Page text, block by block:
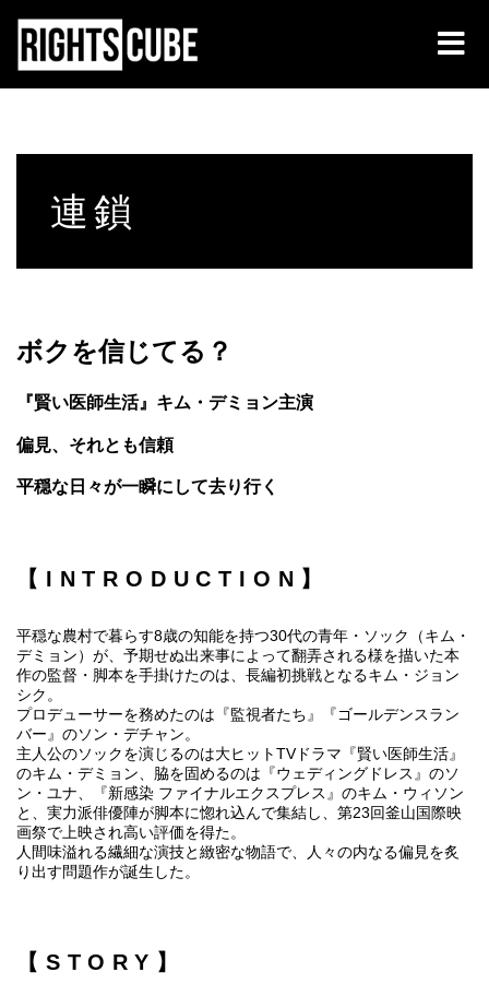
連鎖
ボクを信じてる？
『賢い医師生活』キム・デミョン主演
偏見、それとも信頼
平穏な日々が一瞬にして去り行く
【INTRODUCTION】
平穏な農村で暮らす8歳の知能を持つ30代の青年・ソック（キム・
デミョン）が、予期せぬ出来事によって翻弄される様を描いた本
作の監督・脚本を手掛けたのは、長編初挑戦となるキム・ジョン
シク。
プロデューサーを務めたのは『監視者たち』『ゴールデンスラン
バー』のソン・デチャン。
主人公のソックを演じるのは大ヒットTVドラマ『賢い医師生活』
のキム・デミョン、脇を固めるのは『ウェディングドレス』のソ
ン・ユナ、『新感染 ファイナルエクスプレス』のキム・ウィソン
と、実力派俳優陣が脚本に惚れ込んで集結し、第23回釜山国際映
画祭で上映され高い評価を得た。
人間味溢れる繊細な演技と緻密な物語で、人々の内なる偏見を炙
り出す問題作が誕生した。
【STORY】